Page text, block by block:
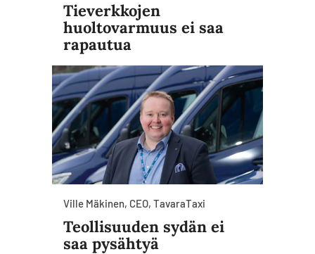
Tieverkkojen
huoltovarmuus ei saa
rapautua
Ville Mäkinen, CEO, TavaraTaxi
Teollisuuden sydän ei
saa pysähtyä